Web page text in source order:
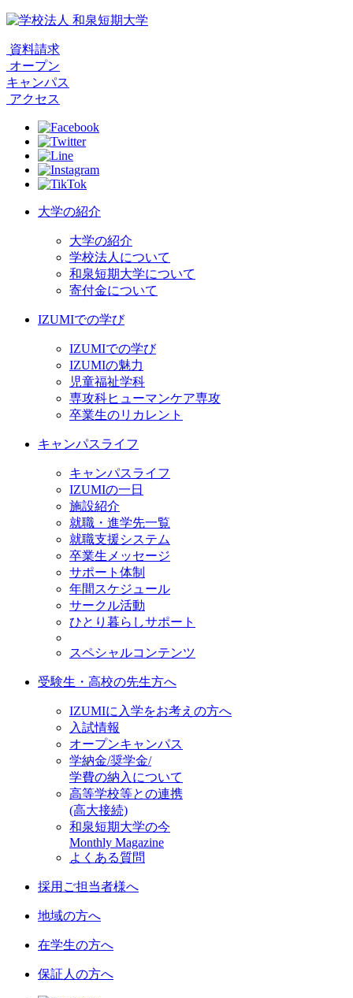
資料請求
オープン
キャンパス
アクセス
大学の紹介
大学の紹介
学校法人について
和泉短期大学について
寄付金について
IZUMIでの学び
IZUMIでの学び
IZUMIの魅力
児童福祉学科
専攻科ヒューマンケア専攻
卒業生のリカレント
キャンパスライフ
キャンパスライフ
IZUMIの一日
施設紹介
就職・進学先一覧
就職支援システム
卒業生メッセージ
サポート体制
年間スケジュール
サークル活動
ひとり暮らしサポート
スペシャルコンテンツ
受験生・高校の先生方へ
IZUMIに入学をお考えの方へ
入試情報
オープンキャンパス
学納金/奨学金/
学費の納入について
高等学校等との連携
(高大接続)
和泉短期大学の今
Monthly Magazine
よくある質問
採用ご担当者様へ
地域の方へ
在学生の方へ
保証人の方へ